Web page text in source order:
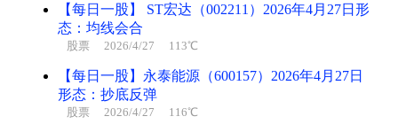
【每日一股】 ST宏达（002211）2026年4月27日形
态：均线会合
股票 2026/4/27 113℃
【每日一股】永泰能源（600157）2026年4月27日
形态：抄底反弹
股票 2026/4/27 116℃